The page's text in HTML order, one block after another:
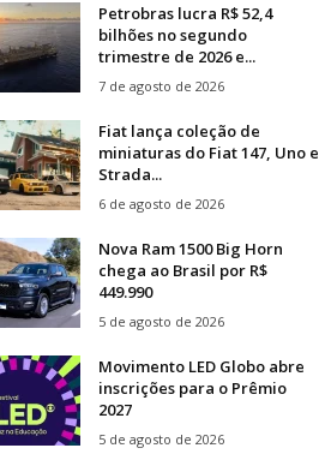
Petrobras lucra R$ 52,4
bilhões no segundo
trimestre de 2026 e...
7 de agosto de 2026
Fiat lança coleção de
miniaturas do Fiat 147, Uno e
Strada...
6 de agosto de 2026
Nova Ram 1500 Big Horn
chega ao Brasil por R$
449.990
5 de agosto de 2026
Movimento LED Globo abre
inscrições para o Prêmio
2027
5 de agosto de 2026